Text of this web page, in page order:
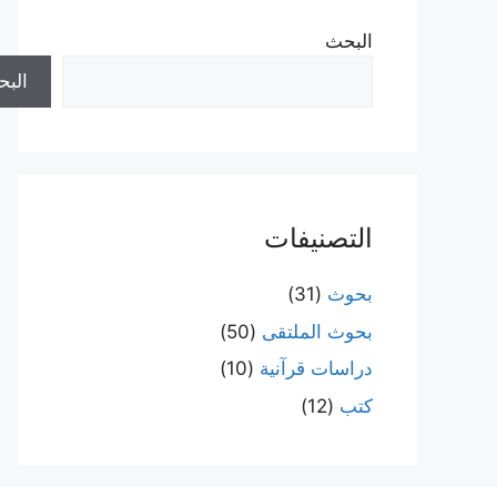
البحث
التصنيفات
بحوث (31)
بحوث الملتقى (50)
دراسات قرآنية (10)
كتب (12)